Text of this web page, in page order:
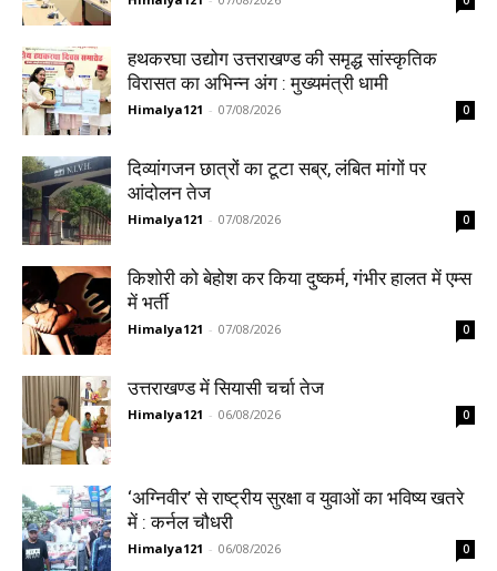
हथकरघा उद्योग उत्तराखण्ड की समृद्ध सांस्कृतिक
विरासत का अभिन्न अंग : मुख्यमंत्री धामी
Himalya121 - 07/08/2026 0
दिव्यांगजन छात्रों का टूटा सब्र, लंबित मांगों पर
आंदोलन तेज
Himalya121 - 07/08/2026 0
किशोरी को बेहोश कर किया दुष्कर्म, गंभीर हालत में एम्स
में भर्ती
Himalya121 - 07/08/2026 0
उत्तराखण्ड में सियासी चर्चा तेज
Himalya121 - 06/08/2026 0
‘अग्निवीर’ से राष्ट्रीय सुरक्षा व युवाओं का भविष्य खतरे
में : कर्नल चौधरी
Himalya121 - 06/08/2026 0